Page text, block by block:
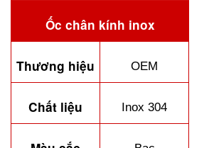
30*60mm
38*30mm
14,800₫
30*50mm
12,700₫
38*40mm
Ốc chân kính inox
Thương hiệu OEM
Chất liệu Inox 304